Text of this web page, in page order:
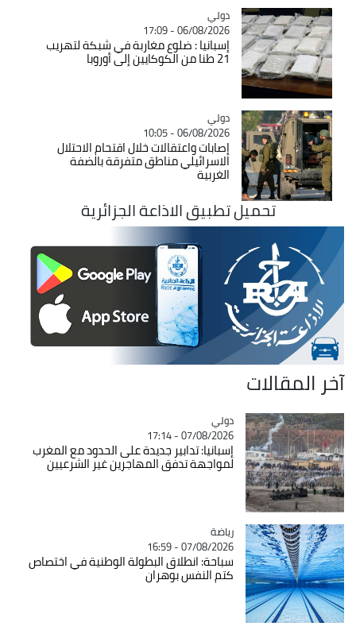
Catégorie
دولي
06/08/2026 - 17:09
إسبانيا : ضلوع مغاربة في شبكة لتهريب
21 طنا من الكوكايين إلى أوروبا
Catégorie
دولي
06/08/2026 - 10:05
إصابات واعتقالات خلال اقتحام الاحتلال
الاسرائيلي مناطق متفرقة بالضفة
الغربية
تحميل تطبيق الاذاعة الجزائرية
آخر المقالات
Catégorie
دولي
07/08/2026 - 17:14
إسبانيا: تدابير جديدة على الحدود مع المغرب
لمواجهة تدفق المهاجرين غير الشرعيين
Catégorie
رياضة
07/08/2026 - 16:59
سباحة: انطلاق البطولة الوطنية في اختصاص
كتم النفس بوهران